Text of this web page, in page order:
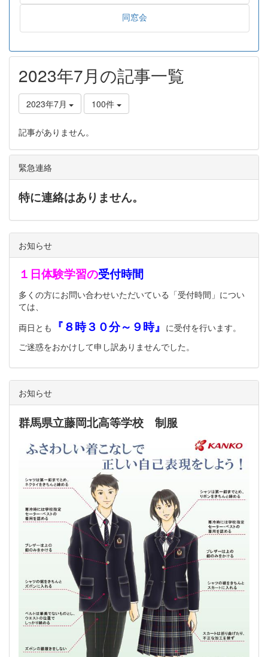
同窓会
2023年7月の記事一覧
2023年7月 100件
記事がありません。
緊急連絡
特に連絡はありません。
お知らせ
１日体験学習の受付時間
多くの方にお問い合わせいただいている「受付時間」につい
ては、
両日とも
『８時３０分～９時』 に受付を行います。
ご迷惑をおかけして申し訳ありませんでした。
お知らせ
群馬県立藤岡北高等学校 制服